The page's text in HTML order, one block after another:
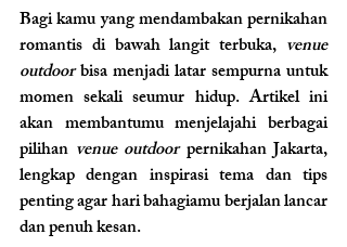
Bagi kamu yang mendambakan pernikahan
romantis di bawah langit terbuka, venue
outdoor bisa menjadi latar sempurna untuk
momen sekali seumur hidup. Artikel ini
akan membantumu menjelajahi berbagai
pilihan venue outdoor pernikahan Jakarta,
lengkap dengan inspirasi tema dan tips
penting agar hari bahagiamu berjalan lancar
dan penuh kesan.